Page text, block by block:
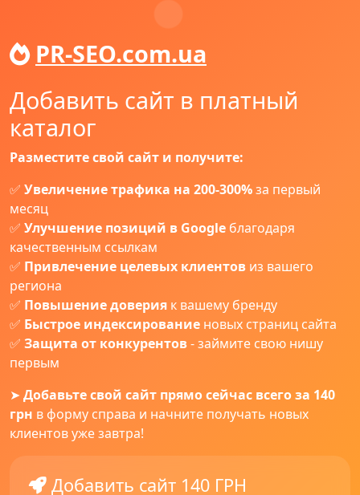
PR-SEO.com.ua
Добавить сайт в платный
каталог
Разместите свой сайт и получите:
✅ Увеличение трафика на 200-300%за первый
месяц
✅ Улучшение позиций в Google благодаря
качественным ссылкам
✅ Привлечение целевых клиентов из вашего
региона
✅ Повышение доверия к вашему бренду
✅ Быстрое индексирование новых страниц сайта
✅ Защита от конкурентов- займите свою нишу
первым
➤ Добавьте свой сайт прямо сейчас всего за 140
грн в форму справа и начните получать новых
клиентов уже завтра!
Добавить сайт 140 ГРН